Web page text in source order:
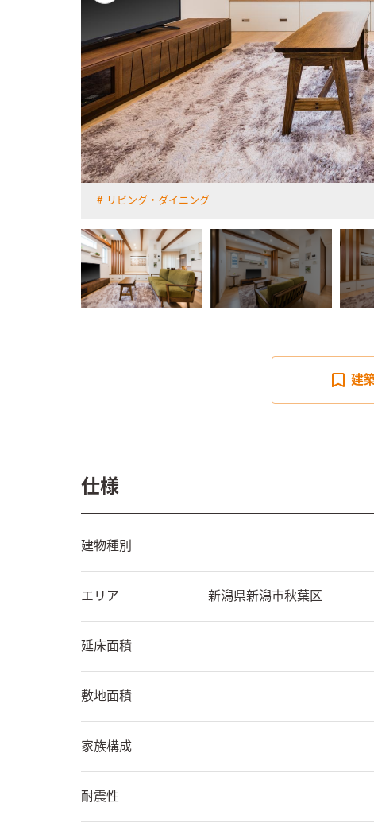
リビング・ダイニング
建
仕様
建物種別
エリア 新潟県新潟市秋葉区
延床面積
敷地面積
家族構成
耐震性